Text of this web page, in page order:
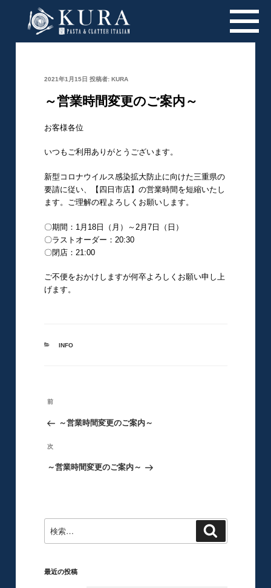
投
2021年1月15日 投稿者: KURA
～営業時間変更のご案内～
お客様各位
いつもご利用ありがとうございます。
新型コロナウイルス感染拡大防止に向けた三重県の
要請に従い、【四日市店】の営業時間を短縮いたし
ます。ご理解の程よろしくお願いします。
〇期間：1月18日（月）～2月7日（日）
〇ラストオーダー：20:30
〇閉店：21:00
ご不便をおかけしますが何卒よろしくお願い申し上
げます。
カ
INFO
投
ナ
ビ
ー
前
の
投
稿
前
～営業時間変更のご案内～
次
の
次
～営業時間変更のご案内～
索:
最近の投稿